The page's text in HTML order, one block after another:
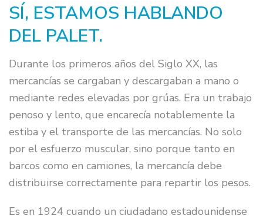
SÍ, ESTAMOS HABLANDO
DEL PALET.
Durante los primeros años del Siglo XX, las
mercancías se cargaban y descargaban a mano o
mediante redes elevadas por grúas. Era un trabajo
penoso y lento, que encarecía notablemente la
estiba y el transporte de las mercancías. No solo
por el esfuerzo muscular, sino porque tanto en
barcos como en camiones, la mercancía debe
distribuirse correctamente para repartir los pesos.
Es en 1924 cuando un ciudadano estadounidense